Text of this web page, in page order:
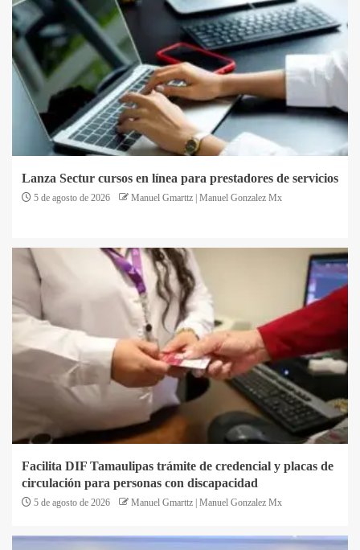
Lanza Sectur cursos en línea para prestadores de servicios
5 de agosto de 2026 Manuel Gmarttz | Manuel Gonzalez Mx
Facilita DIF Tamaulipas trámite de credencial y placas de
circulación para personas con discapacidad
5 de agosto de 2026 Manuel Gmarttz | Manuel Gonzalez Mx